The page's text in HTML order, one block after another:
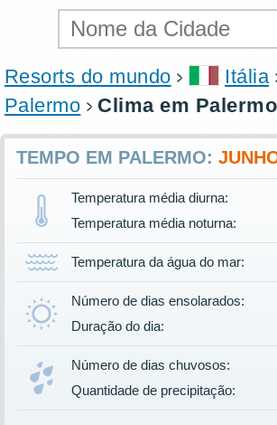
Resorts do mundo Itália
Palermo
Clima em
TEMPO EM PALERMO:
Temperatura média diurna:
Temperatura média noturna:
Temperatura da água do mar:
Número de dias ensolarados:
Duração do dia:
Número de dias chuvosos:
Quantidade de precipitação: